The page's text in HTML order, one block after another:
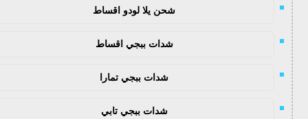
شحن يلا لودو اقساط
شدات ببجي اقساط
شدات ببجي تمارا
شدات ببجي تابي